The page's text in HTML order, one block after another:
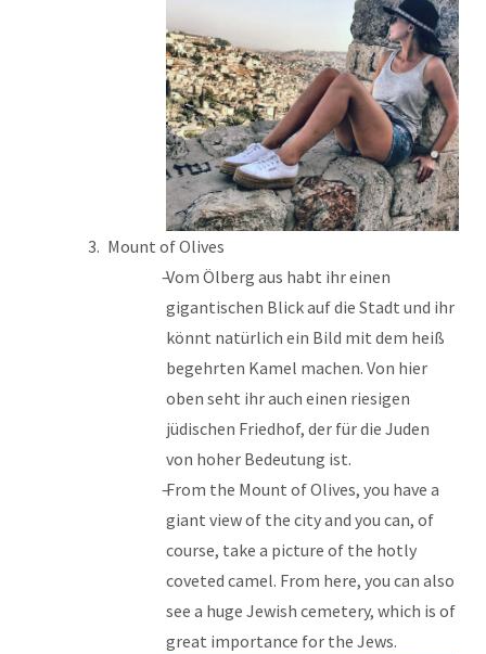
Mount of Olives
Vom Ölberg aus habt ihr einen
gigantischen Blick auf die Stadt und ihr
könnt natürlich ein Bild mit dem heiß
begehrten Kamel machen. Von hier
oben seht ihr auch einen riesigen
jüdischen Friedhof, der für die Juden
von hoher Bedeutung ist.
From the Mount of Olives, you have a
giant view of the city and you can, of
course, take a picture of the hotly
coveted camel. From here, you can also
see a huge Jewish cemetery, which is of
great importance for the Jews.